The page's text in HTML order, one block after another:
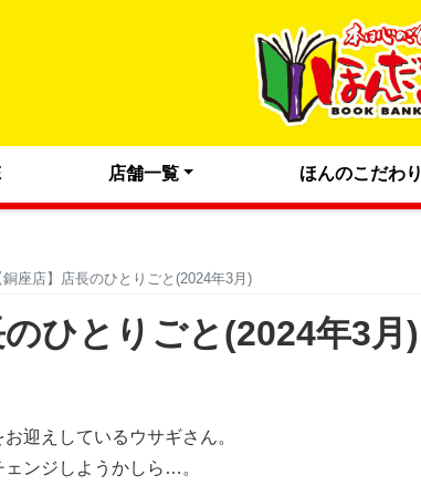
店舗一覧 ほんのこだわり
銅座店】店長のひとりごと(2024年3月)
のひとりごと(2024年3月)
迎えしているウサギさん。
ンジしようかしら…。